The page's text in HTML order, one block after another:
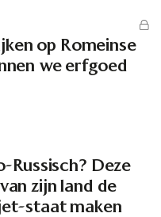
op Romeinse
we erfgoed
Russisch? Deze
zijn land de
staat maken